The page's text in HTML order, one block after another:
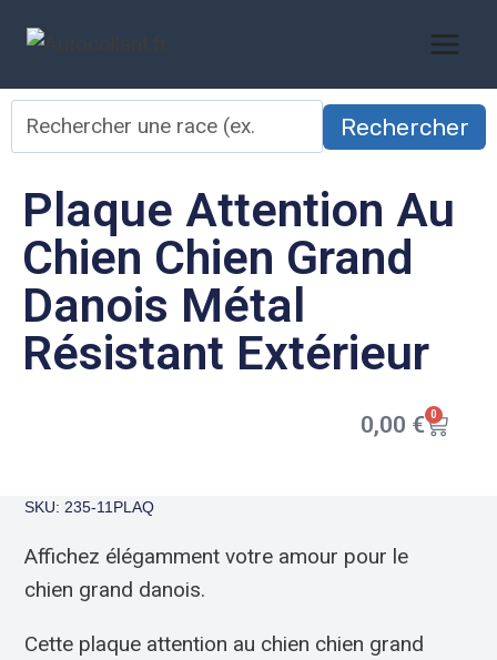
Rechercher
Plaque Attention Au
Chien Chien Grand
Danois Métal
Résistant Extérieur
0,00 € 0
SKU: 235-11PLAQ
Affichez élégamment votre amour pour le
chien grand danois.
Cette plaque attention au chien chien grand